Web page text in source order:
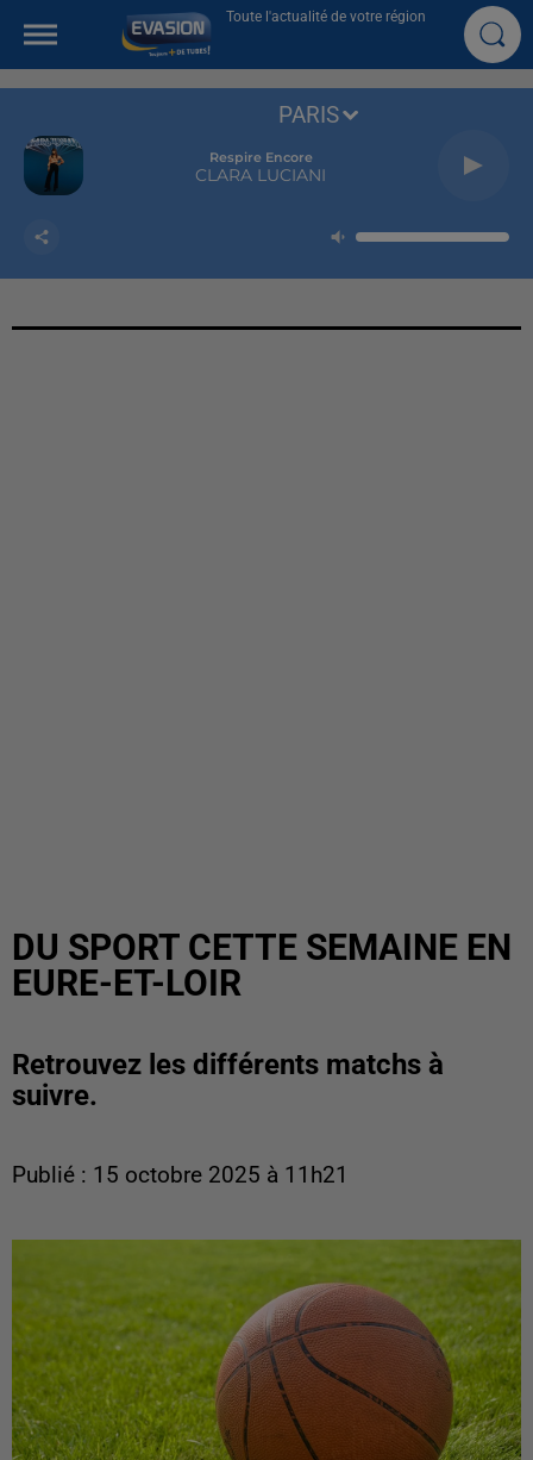
Toute l'actualité de votre région
Respire Encore
CLARA LUCIANI
PARIS
DU SPORT CETTE SEMAINE EN
EURE-ET-LOIR
Retrouvez les différents matchs à
suivre.
Publié : 15 octobre 2025 à 11h21